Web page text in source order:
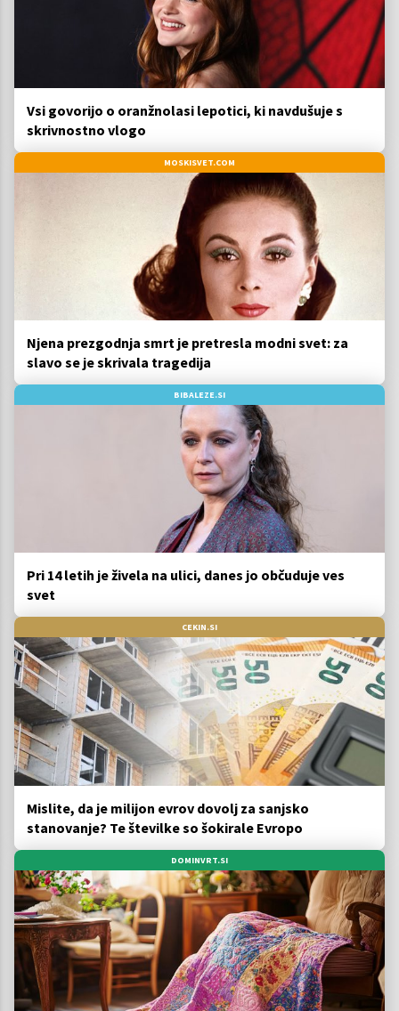
Vsi govorijo o oranžnolasi lepotici, ki navdušuje s
skrivnostno vlogo
MOSKISVET.COM
Njena prezgodnja smrt je pretresla modni svet: za
slavo se je skrivala tragedija
BIBALEZE.SI
Pri 14 letih je živela na ulici, danes jo občuduje ves
svet
CEKIN.SI
Mislite, da je milijon evrov dovolj za sanjsko
stanovanje? Te številke so šokirale Evropo
DOMINVRT.SI